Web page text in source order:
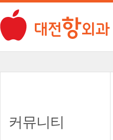
커뮤니티